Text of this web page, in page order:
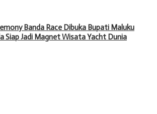
Banda Race Dibuka Bupati Maluku
Siap Jadi Magnet Wisata Yacht Dunia